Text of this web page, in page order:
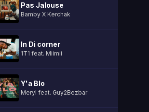
Pas Jalouse
Bamby X Kerchak
In Di corner
1T1 feat. Miimii
Y'a Blo
Meryl feat. Guy2Bezbar